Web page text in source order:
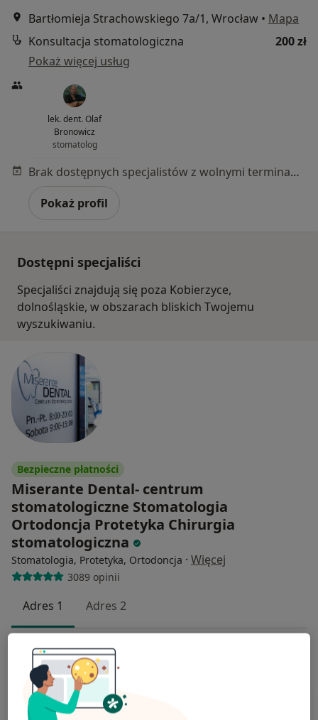
Bartłomieja Strachowskiego 7a/1, Wrocław • Mapa
Konsultacja stomatologiczna
200 zł
Pokaż więcej usług
lek. dent. Olaf
Bronowicz
stomatolog
Brak dostępnych specjalistów z wolnymi terminami w tym centrum medycznym.
Pokaż profil
Dostępni specjaliści
Specjaliści znajdują się poza Kobierzyce,
dolnośląskie, w obszarach bliskich Twojemu
wyszukiwaniu.
Bezpieczne płatności
Miserante Dental- centrum
stomatologiczne Stomatologia
Ortodoncja Protetyka Chirurgia
stomatologiczna
Stomatologia, Protetyka, Ortodoncja · Więcej
3089 opinii
Adres 1 Adres 2
Ofiar Oświęcimskich 15, Wrocław
Konsultacja stomatologiczna